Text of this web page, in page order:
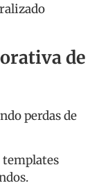
de
perdas de